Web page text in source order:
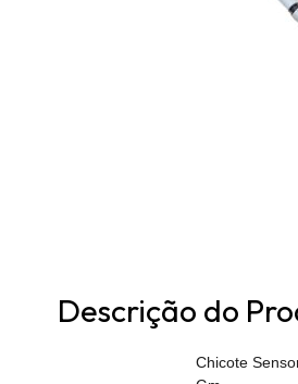
Descrição do
Chicote